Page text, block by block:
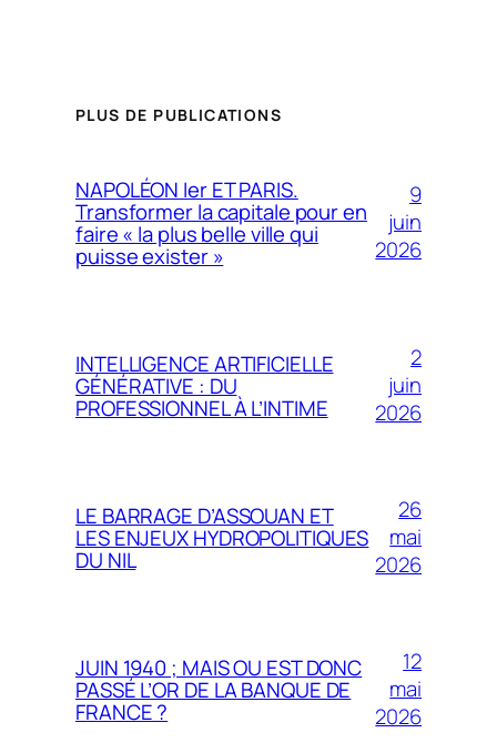
PLUS DE PUBLICATIONS
NAPOLÉON Ier ET PARIS.
Transformer la capitale pour en
faire « la plus belle ville qui
puisse exister »
9
juin
2026
INTELLIGENCE ARTIFICIELLE
GÉNÉRATIVE : DU
PROFESSIONNEL À L’INTIME
2
juin
2026
LE BARRAGE D’ASSOUAN ET
LES ENJEUX HYDROPOLITIQUES
DU NIL
26
mai
2026
JUIN 1940 ; MAIS OU EST DONC
PASSÉ L’OR DE LA BANQUE DE
FRANCE ?
12
mai
2026